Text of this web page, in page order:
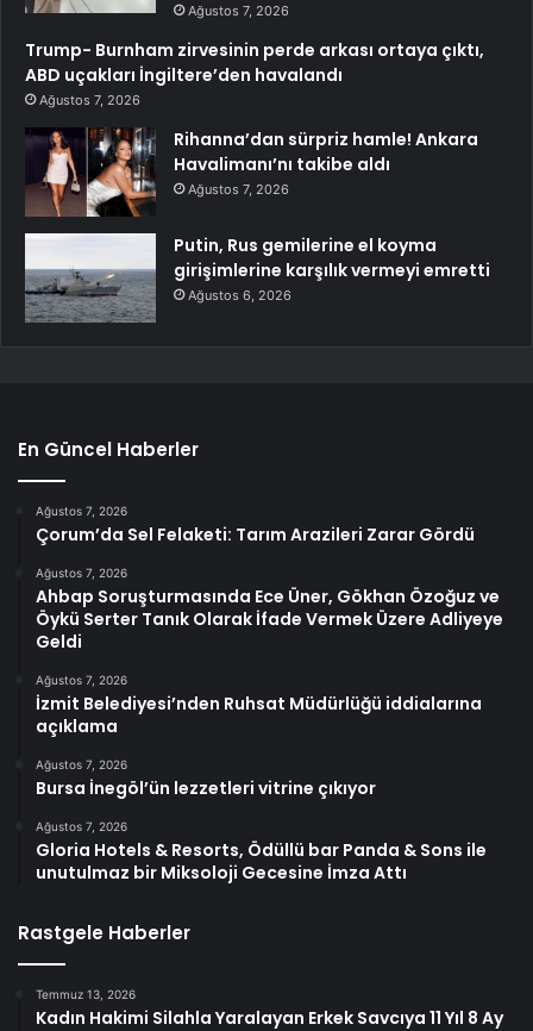
Ağustos 7, 2026
Trump- Burnham zirvesinin perde arkası ortaya çıktı,
ABD uçakları İngiltere’den havalandı
Ağustos 7, 2026
Rihanna’dan sürpriz hamle! Ankara
Havalimanı’nı takibe aldı
Ağustos 7, 2026
Putin, Rus gemilerine el koyma
girişimlerine karşılık vermeyi emretti
Ağustos 6, 2026
En Güncel Haberler
Ağustos 7, 2026
Çorum’da Sel Felaketi: Tarım Arazileri Zarar Gördü
Ağustos 7, 2026
Ahbap Soruşturmasında Ece Üner, Gökhan Özoğuz ve
Öykü Serter Tanık Olarak İfade Vermek Üzere Adliyeye
Geldi
Ağustos 7, 2026
İzmit Belediyesi’nden Ruhsat Müdürlüğü iddialarına
açıklama
Ağustos 7, 2026
Bursa İnegöl’ün lezzetleri vitrine çıkıyor
Ağustos 7, 2026
Gloria Hotels & Resorts, Ödüllü bar Panda & Sons ile
unutulmaz bir Miksoloji Gecesine İmza Attı
Rastgele Haberler
Temmuz 13, 2026
Kadın Hakimi Silahla Yaralayan Erkek Savcıya 11 Yıl 8 Ay